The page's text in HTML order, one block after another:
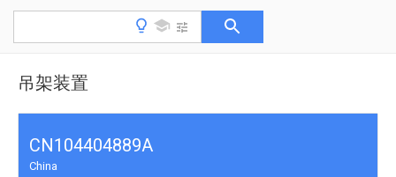
吊架装置
CN104404889A
China